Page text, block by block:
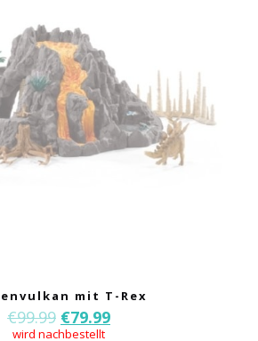
mit T-Rex
€99.99 €79.99
wird nachbestellt